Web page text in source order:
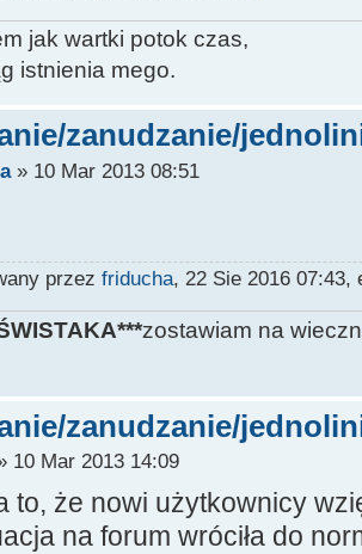
jak wartki potok czas,
istnienia mego.
zanudzanie/
» 10 Mar 2013 08:51
przez friducha, 22 Sie 2016 07:43,
zostawiam na
zanudzanie/
10 Mar 2013 14:09
to, że nowi użytkownicy
na forum wróciła do